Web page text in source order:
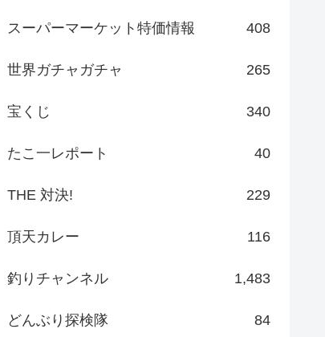
スーパーマーケット特価情報 408
世界ガチャガチャ 265
宝くじ 340
たこ一レポート 40
THE 対決! 229
頂天カレー 116
釣りチャンネル 1,483
どんぶり探検隊 84